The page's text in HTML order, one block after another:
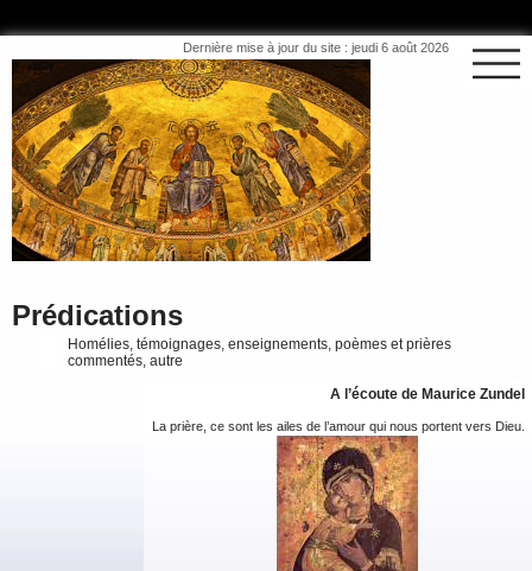
Dernière mise à jour du site : jeudi 6 août 2026
Prédications
Homélies, témoignages, enseignements, poèmes et prières
commentés, autre
A l’écoute de Maurice Zundel
La prière, ce sont les ailes de l’amour qui nous portent vers Dieu.